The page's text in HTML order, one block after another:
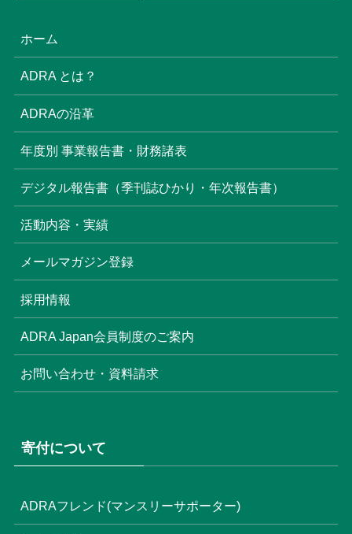
(3)
(6)
(8)
(22)
ホーム
ADRA とは？
ADRAの沿革
年度別 事業報告書・財務諸表
デジタル報告書（季刊誌ひかり・年次報告書）
活動内容・実績
メールマガジン登録
採用情報
ADRA Japan会員制度のご案内
お問い合わせ・資料請求
寄付について
ADRAフレンド(マンスリーサポーター)